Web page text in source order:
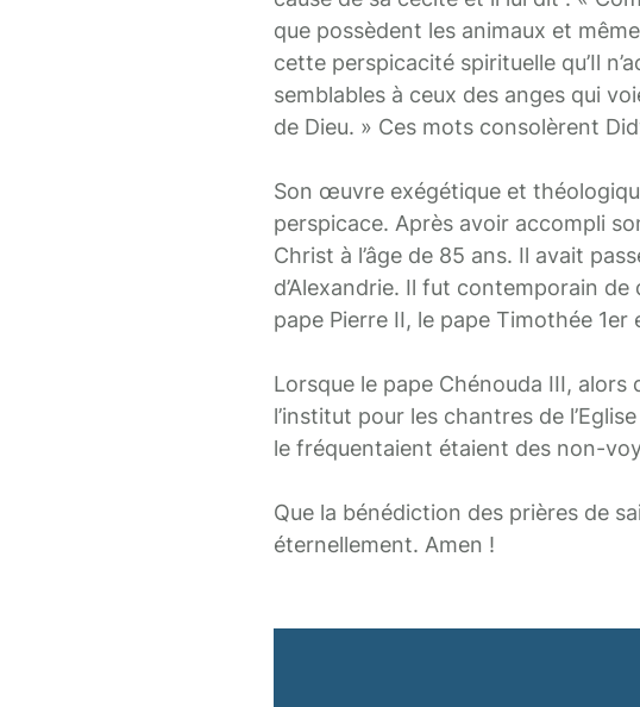
que possèdent les animaux et
cette perspicacité spirituelle qu’Il
semblables à ceux des anges qui
de Dieu. » Ces mots consolèrent
Son œuvre exégétique et
perspicace. Après avoir accompli
Christ à l’âge de 85 ans. Il avait
d’Alexandrie. Il fut contemporain
pape Pierre II, le pape Timothée 1er
Lorsque le pape Chénouda III, alors
l’institut pour les chantres de
le fréquentaient étaient des non-
Que la bénédiction des prières de
éternellement. Amen !